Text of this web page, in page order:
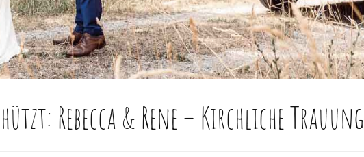
Rebecca & Rene – Kirchliche Trauung